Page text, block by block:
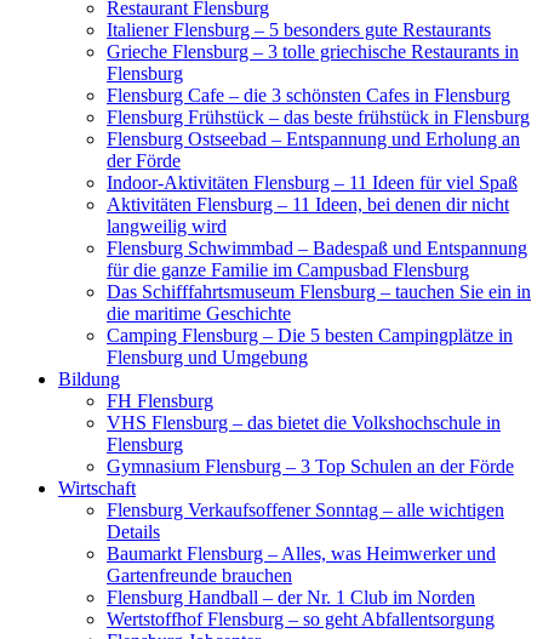
Restaurant Flensburg
Italiener Flensburg – 5 besonders gute Restaurants
Grieche Flensburg – 3 tolle griechische Restaurants in
Flensburg
Flensburg Cafe – die 3 schönsten Cafes in Flensburg
Flensburg Frühstück – das beste frühstück in Flensburg
Flensburg Ostseebad – Entspannung und Erholung an
der Förde
Indoor-Aktivitäten Flensburg – 11 Ideen für viel Spaß
Aktivitäten Flensburg – 11 Ideen, bei denen dir nicht
langweilig wird
Flensburg Schwimmbad – Badespaß und Entspannung
für die ganze Familie im Campusbad Flensburg
Das Schifffahrtsmuseum Flensburg – tauchen Sie ein in
die maritime Geschichte
Camping Flensburg – Die 5 besten Campingplätze in
Flensburg und Umgebung
Bildung
FH Flensburg
VHS Flensburg – das bietet die Volkshochschule in
Flensburg
Gymnasium Flensburg – 3 Top Schulen an der Förde
Wirtschaft
Flensburg Verkaufsoffener Sonntag – alle wichtigen
Details
Baumarkt Flensburg – Alles, was Heimwerker und
Gartenfreunde brauchen
Flensburg Handball – der Nr. 1 Club im Norden
Wertstoffhof Flensburg – so geht Abfallentsorgung